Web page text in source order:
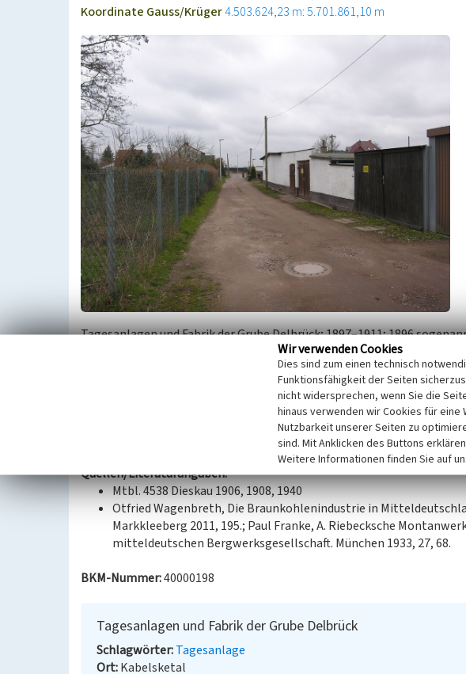
Koordinate Gauss/Krüger4.503.624,23 m: 5.701.861,10 m
Tagesanlagen und Fabrik der Grube Delbrück; 1897–1911; 1896
geteuft; 1899 Nasspresse mit 2 Pressen und Trockenschuppen
Delbrück der A. Riebeck‘schen Montanwerke gehörig; Schacht- und
Wiesenland und Gärten, teils überbaut.
Quellen/Literaturangaben:
Mtbl. 4538 Dieskau 1906, 1908, 1940
Otfried Wagenbreth, Die Braunkohlenindustrie in
Markkleeberg 2011, 195.; Paul Franke, A. Riebecksche
mitteldeutschen Bergwerksgesellschaft. München 1933, 27, 68.
BKM-Nummer:40000198
Tagesanlagen und Fabrik der Grube Delbrück
Schlagwörter Tagesanlage
Ort Kabelsketal
Wir verwenden Cookies
Dies sind zum einen technisch
Funktionsfähigkeit der Seiten
nicht widersprechen, wenn Sie die
hinaus verwenden wir Cookies für eine
Nutzbarkeit unserer Seiten zu
sind. Mit Anklicken des Buttons
Weitere Informationen finden Sie auf